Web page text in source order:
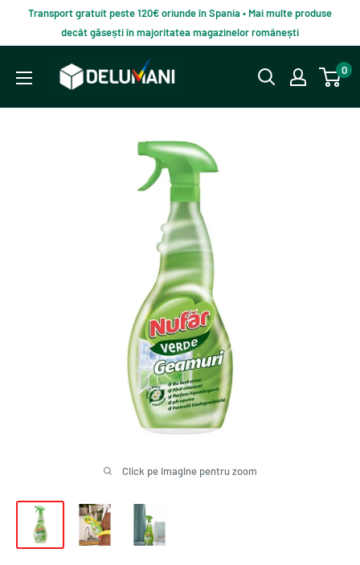
continut
Transport gratuit peste 120€ oriunde în Spania • Mai multe produse
decât găsești în majoritatea magazinelor românești
Delumani
Magazin
0
Click pe imagine pentru zoom